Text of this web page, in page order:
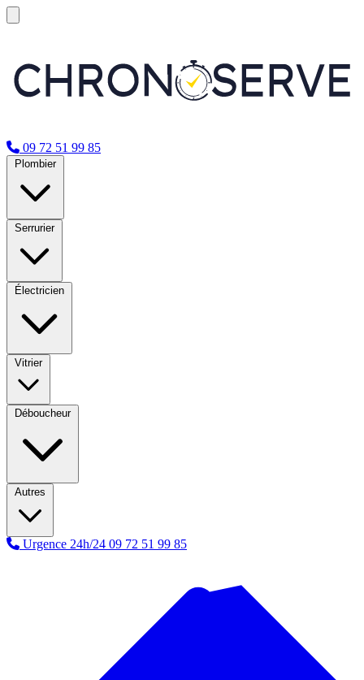
09 72 51 99 85
Plombier
Serrurier
Électricien
Vitrier
Déboucheur
Autres
Urgence 24h/24 09 72 51 99 85